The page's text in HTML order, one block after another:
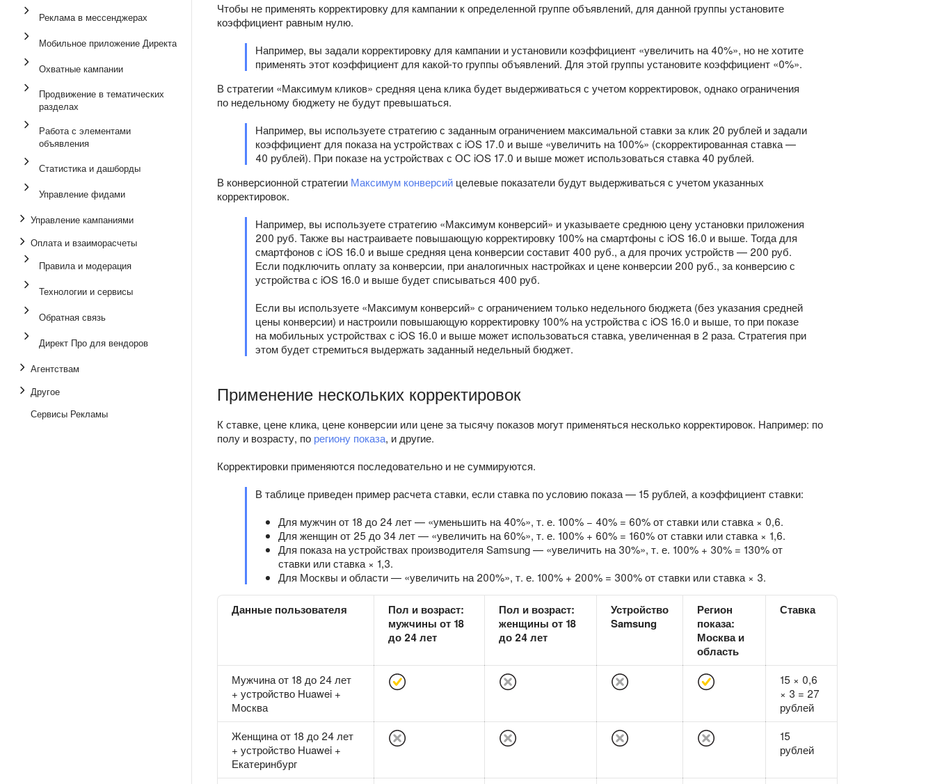
Реклама в мессенджерах
Мобильное приложение Директа
Охватные кампании
Продвижение в тематических
разделах
Работа с элементами
объявления
Статистика и дашборды
Управление фидами
Управление кампаниями
Оплата и взаиморасчеты
Правила и модерация
Технологии и сервисы
Обратная связь
Директ Про для вендоров
Агентствам
Другое
Сервисы Рекламы
Чтобы не применять корректировку для кампании к определенной группе объявлений, для данной группы установите
коэффициент равным нулю.
Например, вы задали корректировку для кампании и установили коэффициент «увеличить на 40%», но не хотите
применять этот коэффициент для какой-то группы объявлений. Для этой группы установите коэффициент «0%».
В стратегии «Максимум кликов» средняя цена клика будет выдерживаться с учетом корректировок, однако ограничения
по недельному бюджету не будут превышаться.
Например, вы используете стратегию с заданным ограничением максимальной ставки за клик 20 рублей и задали
коэффициент для показа на устройствах с iOS 17.0 и выше «увеличить на 100%» (скорректированная ставка —
40 рублей). При показе на устройствах с ОС iOS 17.0 и выше может использоваться ставка 40 рублей.
В конверсионной стратегии Максимум конверсий целевые показатели будут выдерживаться с учетом указанных
корректировок.
Например, вы используете стратегию «Максимум конверсий» и указываете среднюю цену установки приложения
200 руб. Также вы настраиваете повышающую корректировку 100% на смартфоны с iOS 16.0 и выше. Тогда для
смартфонов с iOS 16.0 и выше средняя цена конверсии составит 400 руб., а для прочих устройств — 200 руб.
Если подключить оплату за конверсии, при аналогичных настройках и цене конверсии 200 руб., за конверсию с
устройства с iOS 16.0 и выше будет списываться 400 руб.
Если вы используете «Максимум конверсий» с ограничением только недельного бюджета (без указания средней
цены конверсии) и настроили повышающую корректировку 100% на устройства с iOS 16.0 и выше, то при показе
на мобильных устройствах с iOS 16.0 и выше может использоваться ставка, увеличенная в 2 раза. Стратегия при
этом будет стремиться выдержать заданный недельный бюджет.
Применение нескольких корректировок
К ставке, цене клика, цене конверсии или цене за тысячу показов могут применяться несколько корректировок. Например: по
полу и возрасту, по региону показа, и другие.
Корректировки применяются последовательно и не суммируются.
В таблице приведен пример расчета ставки, если ставка по условию показа — 15 рублей, а коэффициент ставки:
Для мужчин от 18 до 24 лет — «уменьшить на 40%», т. е. 100% − 40% = 60% от ставки или ставка × 0,6.
Для женщин от 25 до 34 лет — «увеличить на 60%», т. е. 100% + 60% = 160% от ставки или ставка × 1,6.
Для показа на устройствах производителя Samsung — «увеличить на 30%», т. е. 100% + 30% = 130% от
ставки или ставка × 1,3.
Для Москвы и области — «увеличить на 200%», т. е. 100% + 200% = 300% от ставки или ставка × 3.
Данные пользователя
Пол и возраст:
мужчины от 18
до 24 лет
Пол и возраст:
женщины от 18
до 24 лет
Устройство
Samsung
Регион
показа:
Москва и
область
Ставка
Мужчина от 18 до 24 лет
+ устройство Huawei +
Москва
15 × 0,6
× 3 = 27
рублей
Женщина от 18 до 24 лет
+ устройство Huawei +
Екатеринбург
15
рублей